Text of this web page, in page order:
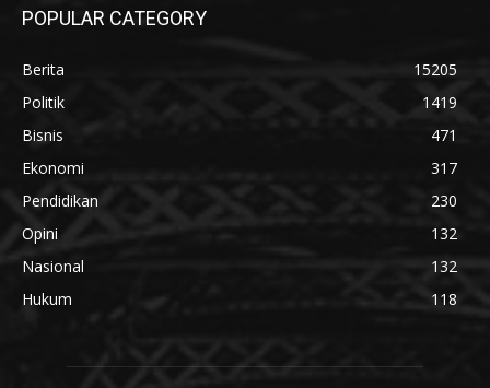
POPULAR CATEGORY
Berita
15205
Politik
1419
Bisnis
471
Ekonomi
317
Pendidikan
230
Opini
132
Nasional
132
Hukum
118